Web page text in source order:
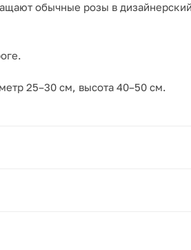
обычные розы в
25–30 см, высота 40–50 см.